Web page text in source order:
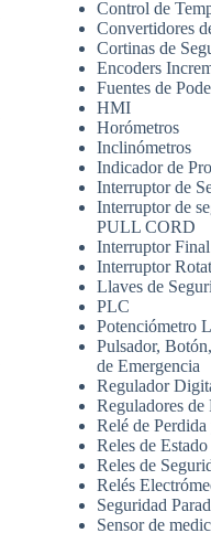
Control de
Convertidores
Cortinas de
Encoders
Fuentes de
HMI
Horómetros
Inclinómetros
Indicador de
Interruptor de
Interruptor de
PULL CORD
Interruptor
Interruptor
Llaves de
PLC
Potenciómetro
Pulsador,
de Emergencia
Regulador
Reguladores de
Relé de Perdida
Reles de
Reles de
Relés
Seguridad
Sensor de